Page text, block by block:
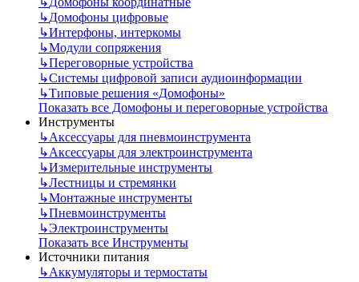
↳Домофоны цифровые
↳Интерфоны, интеркомы
↳Модули сопряжения
↳Переговорные устройства
↳Системы цифровой записи аудиоинформации
↳Типовые решения «Домофоны»
Показать все Домофоны и переговорные устройства
Инструменты
↳Аксессуары для пневмоинструмента
↳Аксессуары для электроинструмента
↳Измерительные инструменты
↳Лестницы и стремянки
↳Монтажные инструменты
↳Пневмоинструменты
↳Электроинструменты
Показать все Инструменты
Источники питания
↳Аккумуляторы и термостаты